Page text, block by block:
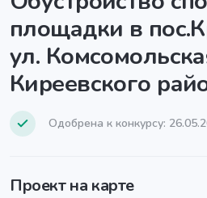
площадки в
ул.
Киреевского
Одобрена к конкурсу:
Проект на карте